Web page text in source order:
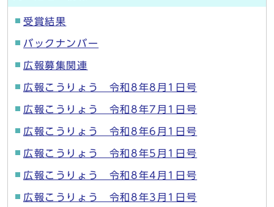
受賞結果
バックナンバー
広報募集関連
広報こうりょう 令和8年8月1日号
広報こうりょう 令和8年7月1日号
広報こうりょう 令和8年6月1日号
広報こうりょう 令和8年5月1日号
広報こうりょう 令和8年4月1日号
広報こうりょう 令和8年3月1日号